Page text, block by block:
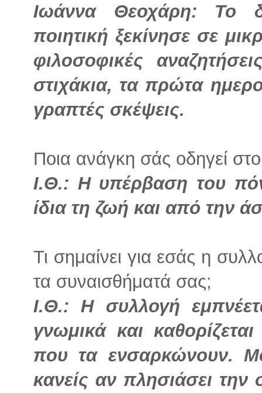
Ιωάννα Θεοχάρη: Το
ποιητική ξεκίνησε σε
φιλοσοφικές
στιχάκια, τα πρώτα
γραπτές σκέψεις.
Ποια ανάγκη σάς οδηγεί
Ι.Θ.: Η υπέρβαση του
ίδια τη ζωή και από την
Τι σημαίνει για εσάς η
τα συναισθήματά σας;
Ι.Θ.: Η συλλογή
γνωμικά και
που τα ενσαρκώνουν.
κανείς αν πλησιάσει